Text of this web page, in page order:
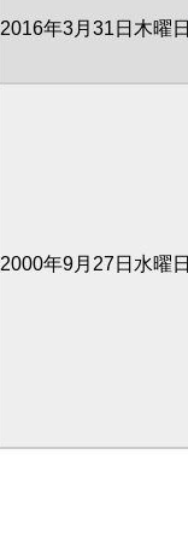
2016年3月31日木曜日
2000年9月27日水曜日